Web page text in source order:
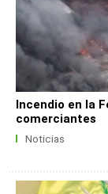
Incendio en la
comerciantes
Noticias